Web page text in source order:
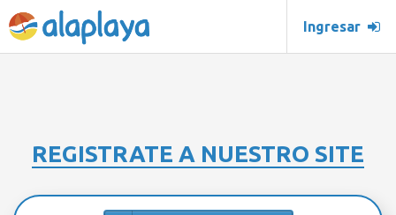
Ingresar
REGISTRATE A NUESTRO SITE